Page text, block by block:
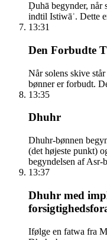
Ḍuhā begynder, når
indtil Istiwāʾ. Dette
13:31
Den Forbudte
Når solens skive
bønner er forbudt.
13:35
Dhuhr
Dhuhr-bønnen
(det højeste punkt)
begyndelsen af Asr-
13:37
Dhuhr med
Ifølge en fatwa fra